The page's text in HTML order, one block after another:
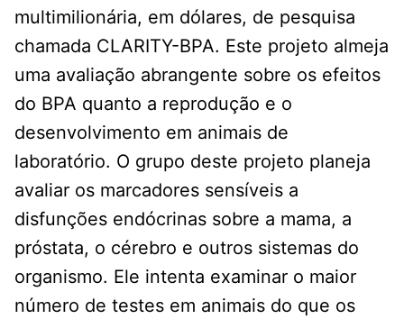
multimilionária, em dólares, de pesquisa
chamada CLARITY-BPA. Este projeto almeja
uma avaliação abrangente sobre os efeitos
do BPA quanto a reprodução e o
desenvolvimento em animais de
laboratório. O grupo deste projeto planeja
avaliar os marcadores sensíveis a
disfunções endócrinas sobre a mama, a
próstata, o cérebro e outros sistemas do
organismo. Ele intenta examinar o maior
número de testes em animais do que os